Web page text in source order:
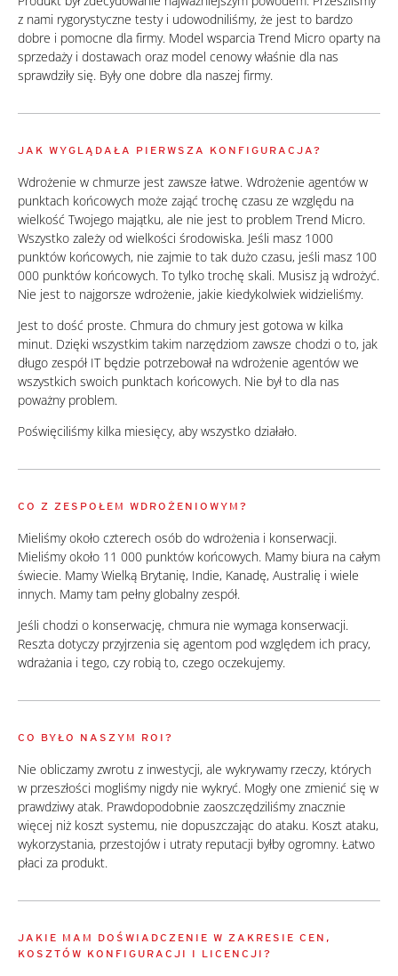
z nami rygorystyczne testy i udowodniliśmy, że jest to bardzo
dobre i pomocne dla firmy. Model wsparcia Trend Micro oparty na
sprzedaży i dostawach oraz model cenowy właśnie dla nas
sprawdziły się. Były one dobre dla naszej firmy.
JAK WYGLĄDAŁA PIERWSZA KONFIGURACJA?
Wdrożenie w chmurze jest zawsze łatwe. Wdrożenie agentów w
punktach końcowych może zająć trochę czasu ze względu na
wielkość Twojego majątku, ale nie jest to problem Trend Micro.
Wszystko zależy od wielkości środowiska. Jeśli masz 1000
punktów końcowych, nie zajmie to tak dużo czasu, jeśli masz 100
000 punktów końcowych. To tylko trochę skali. Musisz ją wdrożyć.
Nie jest to najgorsze wdrożenie, jakie kiedykolwiek widzieliśmy.
Jest to dość proste. Chmura do chmury jest gotowa w kilka
minut. Dzięki wszystkim takim narzędziom zawsze chodzi o to, jak
długo zespół IT będzie potrzebował na wdrożenie agentów we
wszystkich swoich punktach końcowych. Nie był to dla nas
poważny problem.
Poświęciliśmy kilka miesięcy, aby wszystko działało.
CO Z ZESPOŁEM WDROŻENIOWYM?
Mieliśmy około czterech osób do wdrożenia i konserwacji.
Mieliśmy około 11 000 punktów końcowych. Mamy biura na całym
świecie. Mamy Wielką Brytanię, Indie, Kanadę, Australię i wiele
innych. Mamy tam pełny globalny zespół.
Jeśli chodzi o konserwację, chmura nie wymaga konserwacji.
Reszta dotyczy przyjrzenia się agentom pod względem ich pracy,
wdrażania i tego, czy robią to, czego oczekujemy.
CO BYŁO NASZYM ROI?
Nie obliczamy zwrotu z inwestycji, ale wykrywamy rzeczy, których
w przeszłości mogliśmy nigdy nie wykryć. Mogły one zmienić się w
prawdziwy atak. Prawdopodobnie zaoszczędziliśmy znacznie
więcej niż koszt systemu, nie dopuszczając do ataku. Koszt ataku,
wykorzystania, przestojów i utraty reputacji byłby ogromny. Łatwo
płaci za produkt.
JAKIE MAM DOŚWIADCZENIE W ZAKRESIE CEN,
KOSZTÓW KONFIGURACJI I LICENCJI?